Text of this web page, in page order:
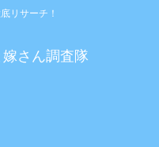
リサーチ！
さん調査隊